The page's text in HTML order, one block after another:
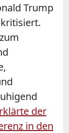
Trump
der
in den